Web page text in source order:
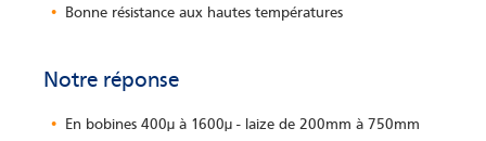
Bonne résistance aux hautes températures
Notre réponse
En bobines 400µ à 1600µ - laize de 200mm à 750mm